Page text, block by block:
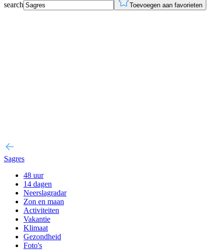
search Toevoegen aan favorieten
Sagres
48 uur
14 dagen
Neerslagradar
Zon en maan
Activiteiten
Vakantie
Klimaat
Gezondheid
Foto's